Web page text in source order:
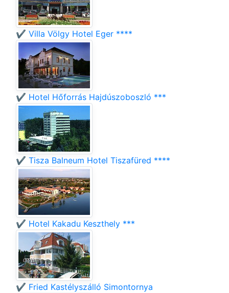
✔️ Villa Völgy Hotel Eger ****
✔️ Hotel Hőforrás Hajdúszoboszló ***
✔️ Tisza Balneum Hotel Tiszafüred ****
✔️ Hotel Kakadu Keszthely ***
✔️ Fried Kastélyszálló Simontornya